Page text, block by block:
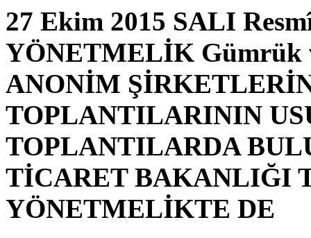
27 Ekim 2015 SALI
YÖNETMELİK Gümrük
ANONİM
TOPLANTILARININ
TOPLANTILARDA
TİCARET BAKANLIĞI
YÖNETMELİKTE DE